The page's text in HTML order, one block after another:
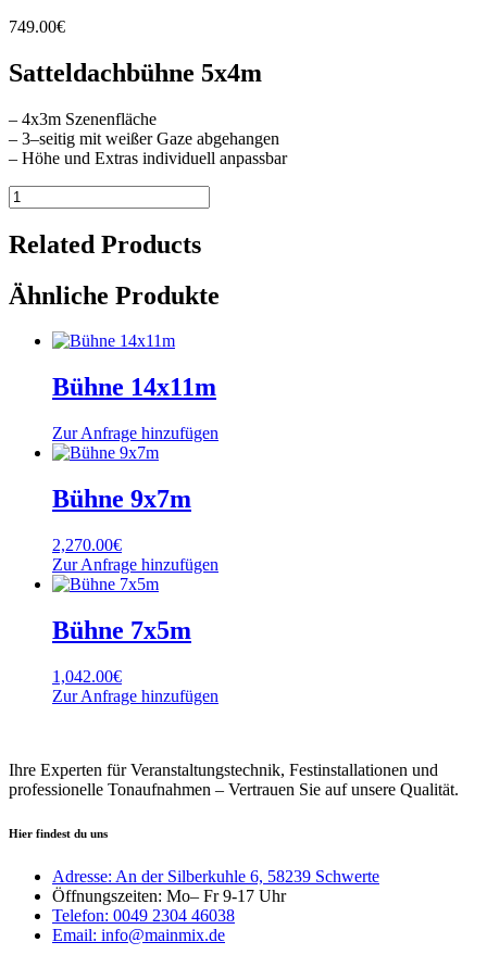
749.00€
Satteldachbühne 5x4m
– 4x3m Szenenfläche
– 3–seitig mit weißer Gaze abgehangen
– Höhe und Extras individuell anpassbar
Bühne
5x4m
Menge
Related Products
Ähnliche Produkte
Bühne 14x11m
Zur Anfrage hinzufügen
Bühne 9x7m
2,270.00€
Zur Anfrage hinzufügen
Bühne 7x5m
1,042.00€
Zur Anfrage hinzufügen
Ihre Experten für Veranstaltungstechnik, Festinstallationen und
professionelle Tonaufnahmen – Vertrauen Sie auf unsere Qualität.
Hier findest du uns
Adresse: An der Silberkuhle 6, 58239 Schwerte
Öffnungszeiten: Mo– Fr 9-17 Uhr
Telefon: 0049 2304 46038
Email: info@mainmix.de